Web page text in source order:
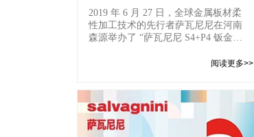
​2019 年 6 月 27 日，全球金属板材柔
性加工技术的先行者萨瓦尼尼在河南
森源举办了 “萨瓦尼尼 S4+P4 钣金柔
阅读更多>>